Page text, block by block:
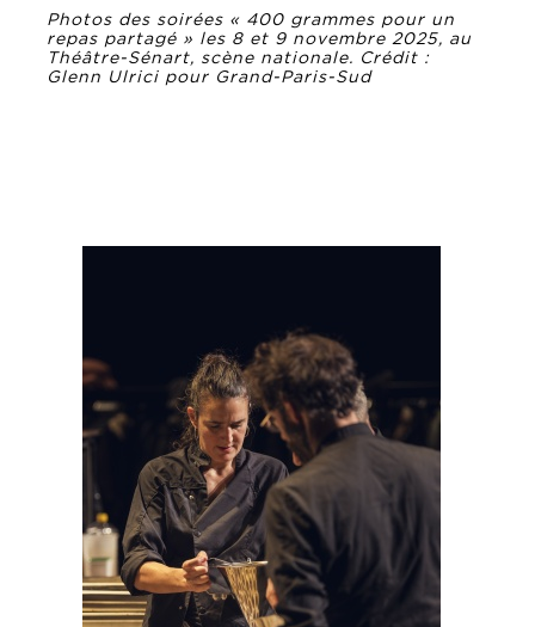
Photos des soirées « 400 grammes pour un
repas partagé » les 8 et 9 novembre 2025, au
Théâtre-Sénart, scène nationale. Crédit :
Glenn Ulrici pour Grand-Paris-Sud